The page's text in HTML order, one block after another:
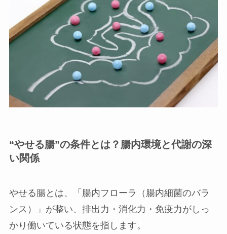
“やせる腸”の条件とは？腸内環境と代謝の深
い関係
やせる腸とは、「腸内フローラ（腸内細菌のバラ
ンス）」が整い、排出力・消化力・免疫力がしっ
かり働いている状態を指します。